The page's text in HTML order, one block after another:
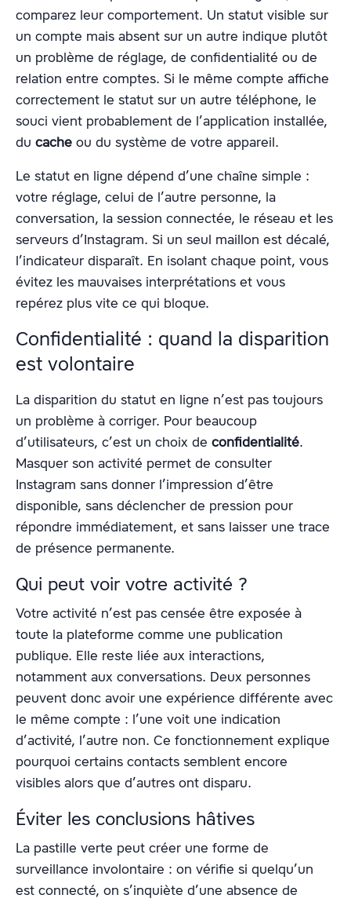
comparez leur comportement. Un statut visible sur
un compte mais absent sur un autre indique plutôt
un problème de réglage, de confidentialité ou de
relation entre comptes. Si le même compte affiche
correctement le statut sur un autre téléphone, le
souci vient probablement de l’application installée,
du cache ou du système de votre appareil.
Le statut en ligne dépend d’une chaîne simple :
votre réglage, celui de l’autre personne, la
conversation, la session connectée, le réseau et les
serveurs d’Instagram. Si un seul maillon est décalé,
l’indicateur disparaît. En isolant chaque point, vous
évitez les mauvaises interprétations et vous
repérez plus vite ce qui bloque.
Confidentialité : quand la disparition
est volontaire
La disparition du statut en ligne n’est pas toujours
un problème à corriger. Pour beaucoup
d’utilisateurs, c’est un choix de confidentialité.
Masquer son activité permet de consulter
Instagram sans donner l’impression d’être
disponible, sans déclencher de pression pour
répondre immédiatement, et sans laisser une trace
de présence permanente.
Qui peut voir votre activité ?
Votre activité n’est pas censée être exposée à
toute la plateforme comme une publication
publique. Elle reste liée aux interactions,
notamment aux conversations. Deux personnes
peuvent donc avoir une expérience différente avec
le même compte : l’une voit une indication
d’activité, l’autre non. Ce fonctionnement explique
pourquoi certains contacts semblent encore
visibles alors que d’autres ont disparu.
Éviter les conclusions hâtives
La pastille verte peut créer une forme de
surveillance involontaire : on vérifie si quelqu’un
est connecté, on s’inquiète d’une absence de